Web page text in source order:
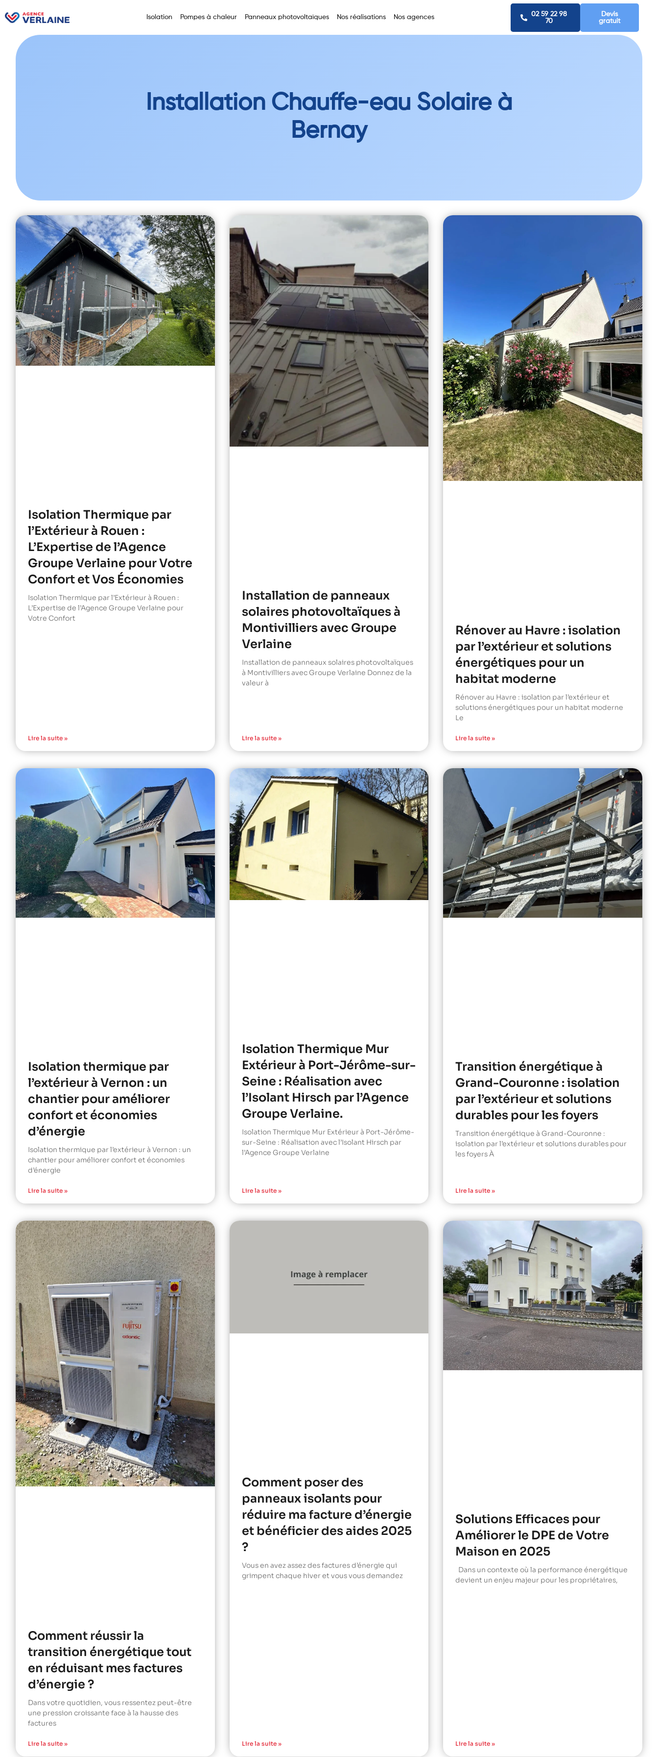
Isolation Pompes à chaleur Panneaux photovoltaïques Nos réalisations Nos agences
02 59 22 98
70
Devis
gratuit
Installation Chauffe-eau Solaire à
Bernay
Isolation Thermique par
l’Extérieur à Rouen :
L’Expertise de l’Agence
Groupe Verlaine pour Votre
Confort et Vos Économies
Isolation Thermique par l’Extérieur à Rouen :
L’Expertise de l’Agence Groupe Verlaine pour
Votre Confort
Lire la suite »
Installation de panneaux
solaires photovoltaïques à
Montivilliers avec Groupe
Verlaine
Installation de panneaux solaires photovoltaïques
à Montivilliers avec Groupe Verlaine Donnez de la
valeur à
Lire la suite »
Rénover au Havre : isolation
par l’extérieur et solutions
énergétiques pour un
habitat moderne
Rénover au Havre : isolation par l’extérieur et
solutions énergétiques pour un habitat moderne
Le
Lire la suite »
Isolation thermique par
l’extérieur à Vernon : un
chantier pour améliorer
confort et économies
d’énergie
Isolation thermique par l’extérieur à Vernon : un
chantier pour améliorer confort et économies
d’énergie
Lire la suite »
Isolation Thermique Mur
Extérieur à Port-Jérôme-sur-
Seine : Réalisation avec
l’Isolant Hirsch par l’Agence
Groupe Verlaine.
Isolation Thermique Mur Extérieur à Port-Jérôme-
sur-Seine : Réalisation avec l’Isolant Hirsch par
l’Agence Groupe Verlaine
Lire la suite »
Transition énergétique à
Grand-Couronne : isolation
par l’extérieur et solutions
durables pour les foyers
Transition énergétique à Grand-Couronne :
isolation par l’extérieur et solutions durables pour
les foyers À
Lire la suite »
Comment réussir la
transition énergétique tout
en réduisant mes factures
d’énergie ?
Dans votre quotidien, vous ressentez peut-être
une pression croissante face à la hausse des
factures
Lire la suite »
Comment poser des
panneaux isolants pour
réduire ma facture d’énergie
et bénéficier des aides 2025
?
Vous en avez assez des factures d’énergie qui
grimpent chaque hiver et vous vous demandez
Lire la suite »
Solutions Efficaces pour
Améliorer le DPE de Votre
Maison en 2025
Dans un contexte où la performance énergétique
devient un enjeu majeur pour les propriétaires,
Lire la suite »